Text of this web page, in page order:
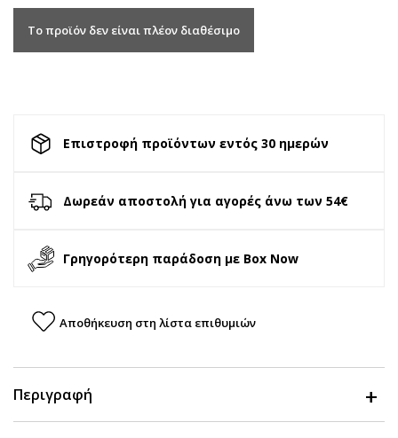
Το προϊόν δεν είναι πλέον διαθέσιμο
Επιστροφή προϊόντων εντός 30 ημερών
Δωρεάν αποστολή για αγορές άνω των 54€
Γρηγορότερη παράδοση με Box Now
Αποθήκευση στη λίστα επιθυμιών
Περιγραφή